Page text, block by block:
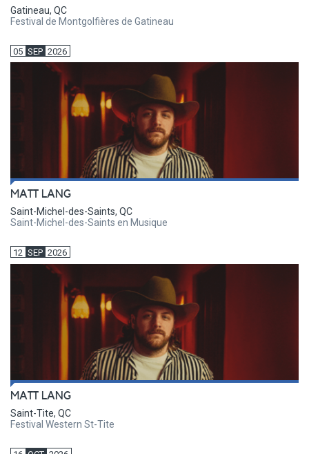
Gatineau, QC
Festival de Montgolfières de Gatineau
05 SEP 2026
MATT LANG
Saint-Michel-des-Saints, QC
Saint-Michel-des-Saints en Musique
12 SEP 2026
MATT LANG
Saint-Tite, QC
Festival Western St-Tite